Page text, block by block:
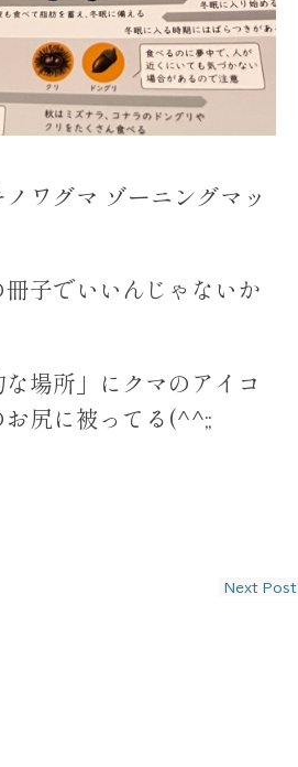
ワグマ ゾーニングマッ
子でいいんじゃないか
場所」にクマのアイコ
尻に被ってる(^^;;
Next Post